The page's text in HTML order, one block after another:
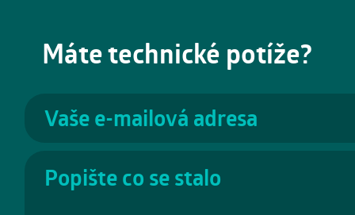
Máte technické potíže?